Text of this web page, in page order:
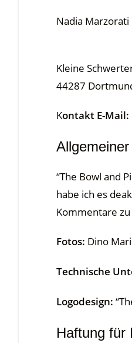
Nadia Marzorati
Kleine
44287
Kontakt E-Mail:
“The Bowl and
habe ich es
Kommentare
Fotos: Dino
Technische
Logodesign:
Haftung für